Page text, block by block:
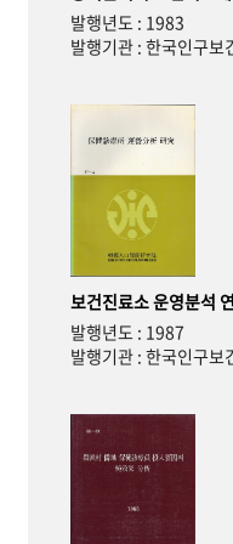
발행년도 : 1983
발행기관 : 한국인구보
보건진료소 운영분석
발행년도 : 1987
발행기관 : 한국인구보